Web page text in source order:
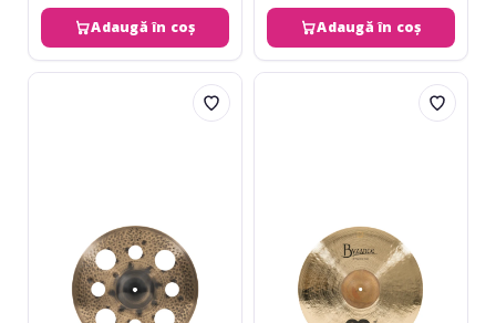
Adaugă în coș Adaugă în coș
Meinl
Meinl
EDITION